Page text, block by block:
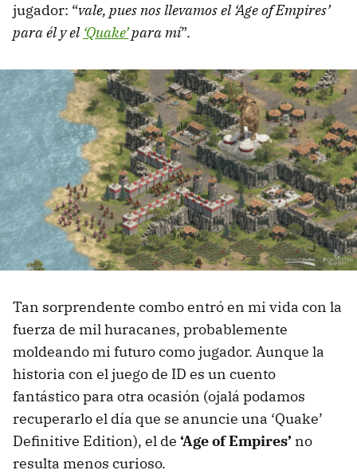
jugador: “vale, pues nos llevamos el ‘Age of Empires’
para él y el ‘Quake’para mí”.
Tan sorprendente combo entró en mi vida con la
fuerza de mil huracanes, probablemente
moldeando mi futuro como jugador. Aunque la
historia con el juego de ID es un cuento
fantástico para otra ocasión (ojalá podamos
recuperarlo el día que se anuncie una ‘Quake’
Definitive Edition), el de ‘Age of Empires’ no
resulta menos curioso.